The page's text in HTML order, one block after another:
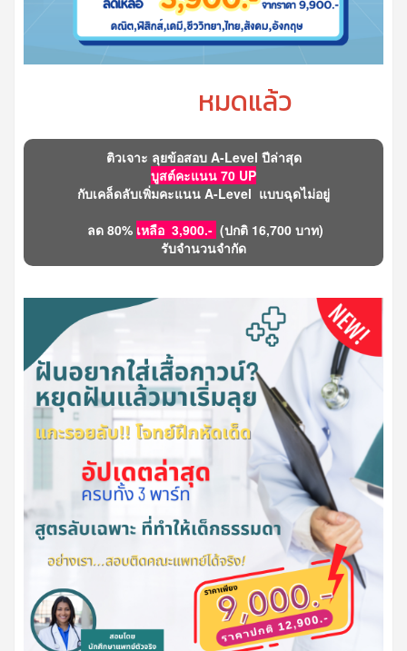
หมดแล้ว
ติวเจาะ ลุยข้อสอบ A-Level ปีล่าสุด
บูสต์คะแนน 70 UP
กับเคล็ดลับเพิ่มคะแนน A-Level แบบฉุดไม่อยู่
ลด 80% เหลือ 3,900.- (ปกติ 16,700 บาท)
รับจำนวนจำกัด